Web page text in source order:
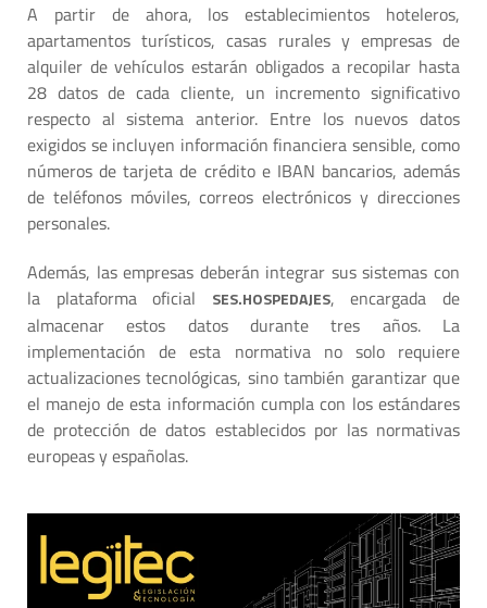
A partir de ahora, los establecimientos hoteleros,
apartamentos turísticos, casas rurales y empresas de
alquiler de vehículos estarán obligados a recopilar hasta
28 datos de cada cliente, un incremento significativo
respecto al sistema anterior. Entre los nuevos datos
exigidos se incluyen información financiera sensible, como
números de tarjeta de crédito e IBAN bancarios, además
de teléfonos móviles, correos electrónicos y direcciones
personales.
Además, las empresas deberán integrar sus sistemas con
la plataforma oficial
SES.HOSPEDAJES, encargada de
almacenar estos datos durante tres años. La
implementación de esta normativa no solo requiere
actualizaciones tecnológicas, sino también garantizar que
el manejo de esta información cumpla con los estándares
de protección de datos establecidos por las normativas
europeas y españolas.